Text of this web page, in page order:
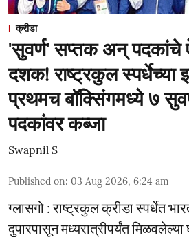
क्रीडा
'सुवर्ण' सप्तक अन् पदकांचे
दशक! राष्ट्रकुल स्पर्धेच्या
प्रथमच बॉक्सिंगमध्ये ७
पदकांवर कब्जा
Swapnil S
Published on: 03 Aug 2026, 6:24 am
ग्लासगो : राष्ट्रकुल क्रीडा स्पर्धेत
दुपारपासून मध्यरात्रीपर्यंत